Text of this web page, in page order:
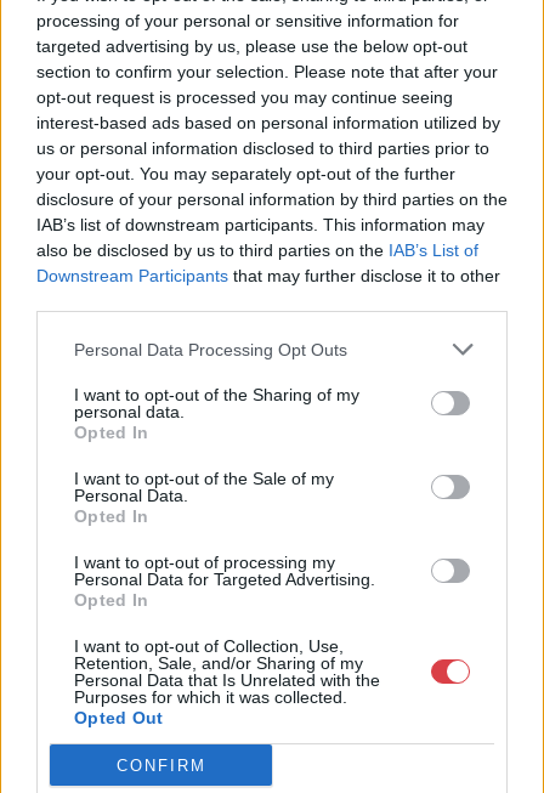
processing of your personal or sensitive information for
targeted advertising by us, please use the below opt-out
section to confirm your selection. Please note that after your
opt-out request is processed you may continue seeing
interest-based ads based on personal information utilized by
us or personal information disclosed to third parties prior to
your opt-out. You may separately opt-out of the further
disclosure of your personal information by third parties on the
IAB’s list of downstream participants. This information may
also be disclosed by us to third parties on the IAB’s List of
Downstream Participants that may further disclose it to other
Personal Data Processing Opt Outs
I want to opt-out of the Sharing of my
personal data.
Opted In
I want to opt-out of the Sale of my
Personal Data.
Opted In
I want to opt-out of processing my
Personal Data for Targeted Advertising.
Opted In
I want to opt-out of Collection, Use,
Retention, Sale, and/or Sharing of my
Personal Data that Is Unrelated with the
Purposes for which it was collected.
Opted Out
CONFIRM
Biksady Galéria Kft.
1055, Budapest, Falk Miksa u.
24-26.
Telefon: 061/784-1111 061/780-
9307
http://www.biksady.com
GALÉRIA TOVÁBBI MŰTÁRGYAI
FESTMÉNY, GRAFIKA
222. tétel: